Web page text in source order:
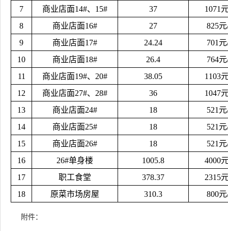
7
商业店面14#、15# 37
1071
8
商业店面16# 27
825
9
商业店面17# 24.24
701
10
商业店面18# 26.4
764
11
商业店面19#、20# 38.05
1103
12
商业店面27#、28# 36
1047
13
商业店面24# 18
521
14
商业店面25# 18
521
15
商业店面26# 18
521
16
26#单身楼 1005.8
4000
17
职工食堂 378.37
2315
18
原菜市场房屋 310.3 800
附件：